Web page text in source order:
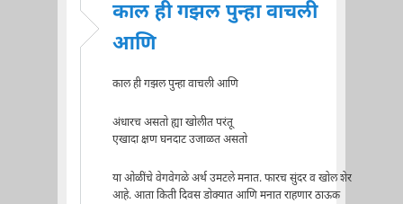
काल ही गझल पुन्हा वाचली
आणि
काल ही गझल पुन्हा वाचली आणि
अंधारच असतो ह्या खोलीत परंतू
एखादा क्षण घनदाट उजाळत असतो
या ओळींचे वेगवेगळे अर्थ उमटले मनात. फारच सुंदर व खोल शेर
आहे. आता किती दिवस डोक्यात आणि मनात राहणार ठाऊक